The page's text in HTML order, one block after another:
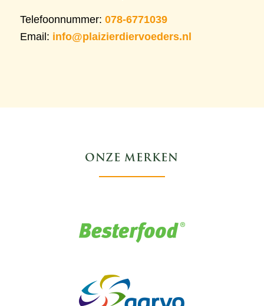
Telefoonnummer: 078-6771039
Email: info@plaizierdiervoeders.nl
ONZE MERKEN